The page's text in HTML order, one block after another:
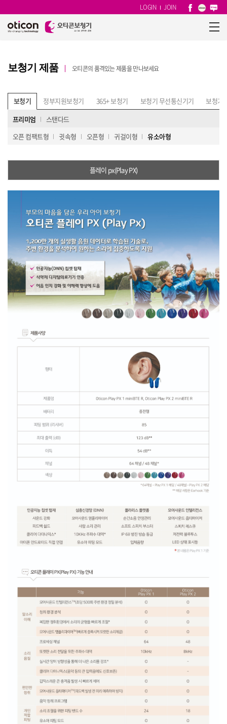
LOGIN JOIN
보청기 제품 오티콘의 품격있는 제품을 만나보세요
보청기 정부지원보청기 365+ 보청기 보청기 무선통신기기
보청기
프리미엄
스탠다드
오픈 컴팩트형
귓속형 오픈형 귀걸이형 유소아형
플레이 px(Play PX)